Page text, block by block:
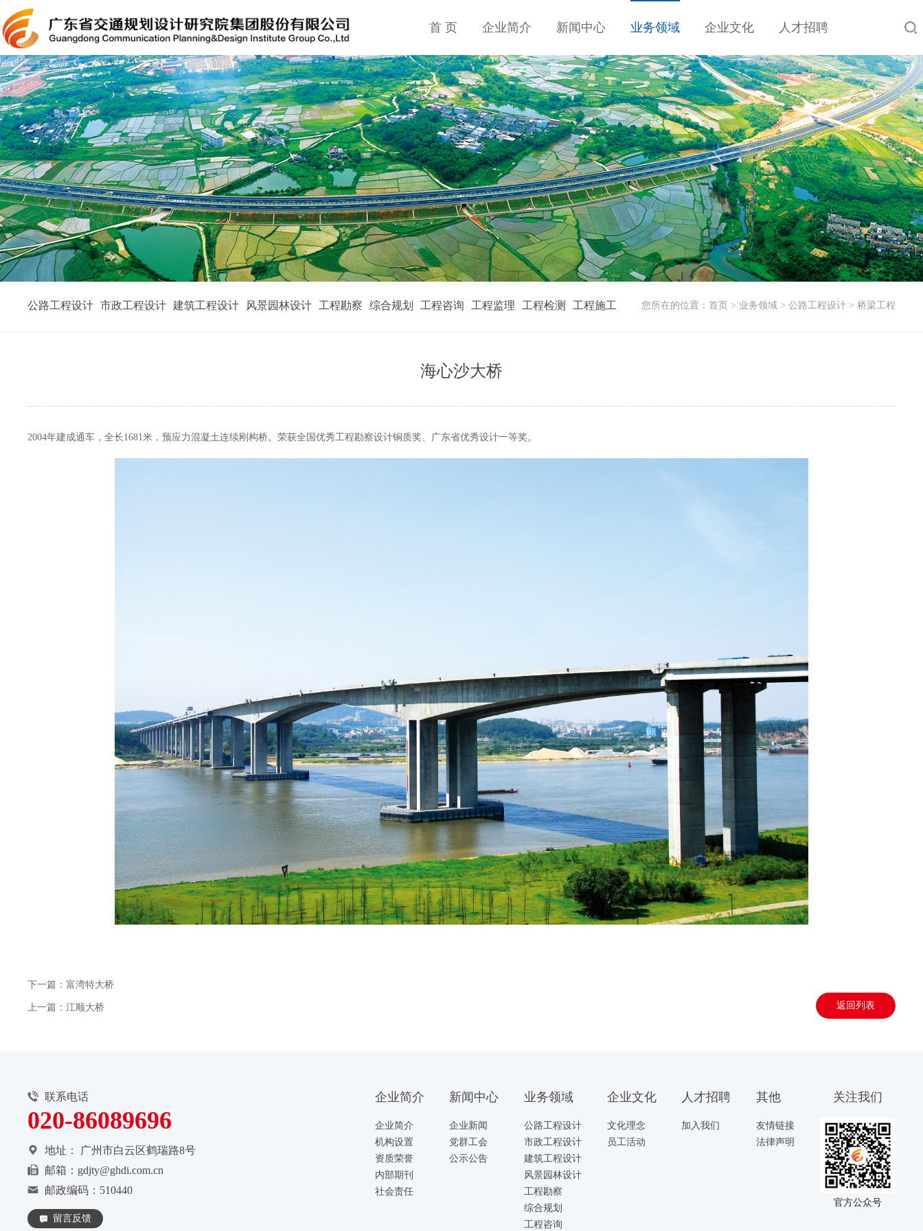
首 页 企业简介 新闻中心 业务领域 企业文化 人才招聘
您所在的位置： 首页 > 业务领域> 公路工程设计> 桥梁工程
公路工程设计 市政工程设计 建筑工程设计 风景园林设计 工程勘察 综合规划 工程咨询 工程监理 工程检测 工程施工
海心沙大桥
2004年建成通车，全长1681米，预应力混凝土连续刚构桥。荣获全国优秀工程勘察设计铜质奖、 广东省优秀设计一等奖。
返回列表
下一篇：富湾特大桥
上一篇：江顺大桥
联系电话
020-86089696
地址： 广州市白云区鹤瑞路8号
邮箱：gdjty@ghdi.com.cn
邮政编码：510440
留言反馈
企业简介
企业简介
机构设置
资质荣誉
内部期刊
社会责任
新闻中心
企业新闻
党群工会
公示公告
业务领域
公路工程设计
市政工程设计
建筑工程设计
风景园林设计
工程勘察
综合规划
工程咨询
企业文化
文化理念
员工活动
人才招聘
加入我们
其他
友情链接
法律声明
关注我们
官方公众号